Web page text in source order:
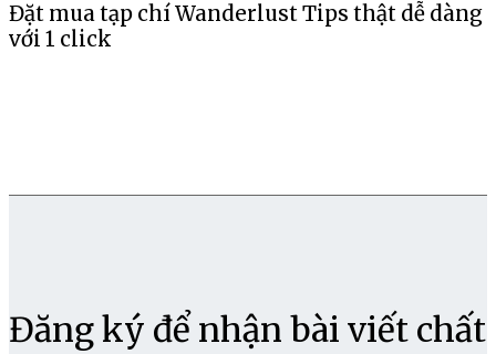
Đặt mua tạp chí Wanderlust Tips thật dễ dàng
với 1 click
Đăng ký để nhận bài viết chất